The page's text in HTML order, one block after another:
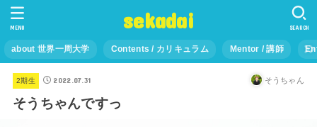
sekadai
about 世界一周大学 Contents / カリキュラム Mentor / 講師
SEARCH
MENU
2期生 2022.07.31 そうちゃん
そうちゃんですっ